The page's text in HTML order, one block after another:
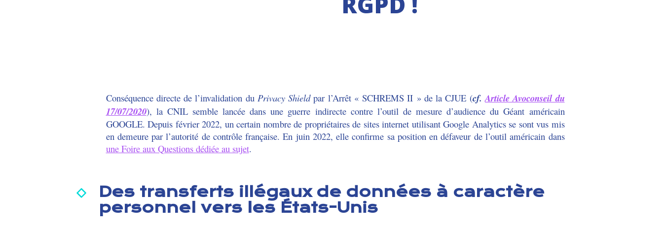
Conséquence directe de l’invalidation du Privacy Shieldpar l’Arrêt « SCHREMS II » de la CJUE (cf.Article Avoconseil du
17/07/2020), la CNIL semble lancée dans une guerre indirecte contre l’outil de mesure d’audience du Géant américain
GOOGLE. Depuis février 2022, un certain nombre de propriétaires de sites internet utilisant Google Analytics se sont vus mis
en demeure par l’autorité de contrôle française. En juin 2022, elle confirme sa position en défaveur de l’outil américain dans
une Foire aux Questions dédiée au sujet.
Des transferts illégaux de données à caractère
personnel vers les États-Unis